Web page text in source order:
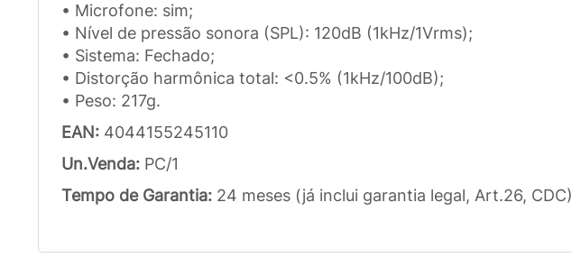
• Microfone: sim;
• Nível de pressão sonora (SPL): 120dB (1kHz/1Vrms);
• Sistema: Fechado;
• Distorção harmônica total: <0.5% (1kHz/100dB);
• Peso: 217g.
EAN: 4044155245110
Un.Venda: PC/1
Tempo de Garantia: 24 meses (já inclui garantia legal, Art.26, CDC)